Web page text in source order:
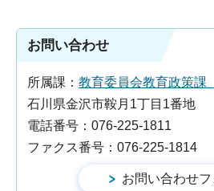
お問い合わせ
所属課： 教育委員会教育政策課
石川県金沢市鞍月1丁目1番地
電話番号：076-225-1811
ファクス番号：076-225-1814